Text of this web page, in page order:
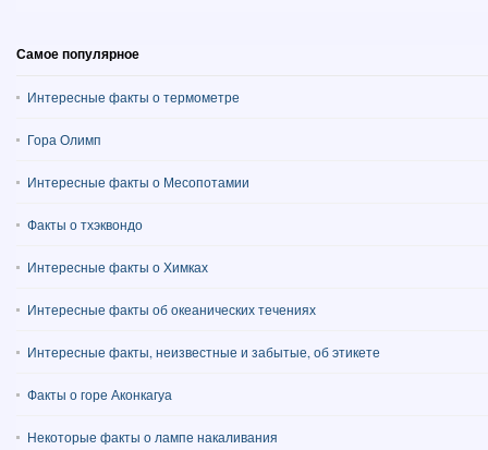
Самое популярное
Интересные факты о термометре
Гора Олимп
Интересные факты о Месопотамии
Факты о тхэквондо
Интересные факты о Химках
Интересные факты об океанических течениях
Интересные факты, неизвестные и забытые, об этикете
Факты о горе Аконкагуа
Некоторые факты о лампе накаливания